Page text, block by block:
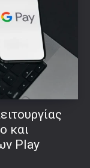
και
Play